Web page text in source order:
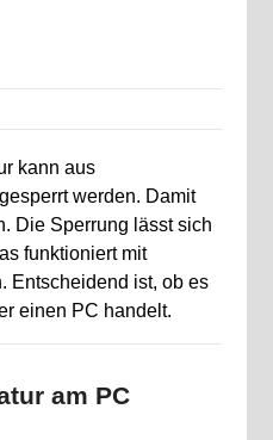
kann aus
werden. Damit
Die Sperrung lässt sich
funktioniert mit
Entscheidend ist, ob es
einen PC handelt.
am PC